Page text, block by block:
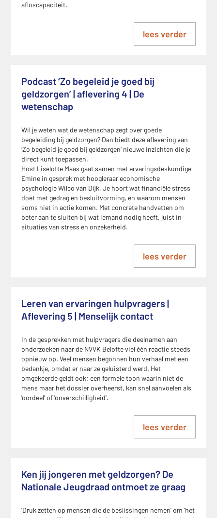
afloscapaciteit.
lees verder
Podcast ‘Zo begeleid je goed bij
geldzorgen’ | aflevering 4 | De
wetenschap
Wil je weten wat de wetenschap zegt over goede
begeleiding bij geldzorgen? Dan biedt deze aflevering van
‘Zo begeleid je goed bij geldzorgen’ nieuwe inzichten die je
direct kunt toepassen.
Host Liselotte Maas gaat samen met ervaringsdeskundige
Emine in gesprek met hoogleraar economische
psychologie Wilco van Dijk. Je hoort wat financiële stress
doet met gedrag en besluitvorming, en waarom mensen
soms niet in actie komen. Met concrete handvatten om
beter aan te sluiten bij wat iemand nodig heeft, juist in
situaties van stress en onzekerheid.
lees verder
Leren van ervaringen hulpvragers |
Aflevering 5 | Menselijk contact
In de gesprekken met hulpvragers die deelnamen aan
onderzoeken naar de NVVK Belofte viel één reactie steeds
opnieuw op. Veel mensen begonnen hun verhaal met een
bedankje, omdat er naar ze geluisterd werd. Het
omgekeerde geldt ook: een formele toon waarin niet de
mens maar het dossier overheerst, kan snel aanvoelen als
'oordeel' of 'onverschilligheid'.
lees verder
Ken jij jongeren met geldzorgen? De
Nationale Jeugdraad ontmoet ze graag
'Druk zetten op mensen die de beslissingen nemen' om 'het